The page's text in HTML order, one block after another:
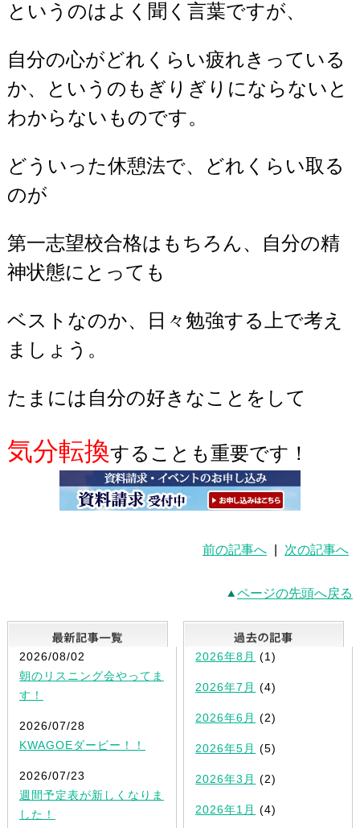
というのはよく聞く言葉ですが、
自分の心がどれくらい疲れきっている
か、というのもぎりぎりにならないと
わからないものです。
どういった休憩法で、どれくらい取る
のが
第一志望校合格はもちろん、自分の精
神状態にとっても
ベストなのか、日々勉強する上で考え
ましょう。
たまには自分の好きなことをして
気分転換することも重要です！
前の記事へ 次の記事へ
ページの先頭へ戻る
最新記事一覧
2026/08/02
朝のリスニング会やってま
す！
2026/07/28
KWAGOEダービー！！
2026/07/23
週間予定表が新しくなりま
した！
2026年8月 (1)
2026年7月 (4)
2026年6月 (2)
2026年5月 (5)
2026年3月 (2)
2026年1月 (4)